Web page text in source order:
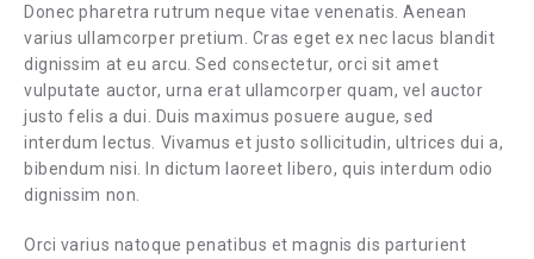
Donec pharetra rutrum neque vitae venenatis. Aenean
varius ullamcorper pretium. Cras eget ex nec lacus blandit
dignissim at eu arcu. Sed consectetur, orci sit amet
vulputate auctor, urna erat ullamcorper quam, vel auctor
justo felis a dui. Duis maximus posuere augue, sed
interdum lectus. Vivamus et justo sollicitudin, ultrices dui a,
bibendum nisi. In dictum laoreet libero, quis interdum odio
dignissim non.
Orci varius natoque penatibus et magnis dis parturient